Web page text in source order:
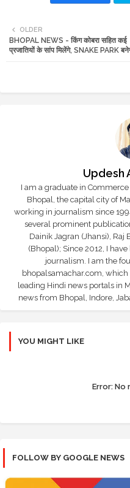
tte
OLDER
BHOPAL NEWS - किंग कोबरा सहित कई
प्रजातियों के सांप मिलेंगे, SNAKE PARK
Updesh
I am a graduate in
Bhopal, the capital city of
working in journalism since
several prominent
Dainik Jagran (Jhansi), Raj
(Bhopal); Since 2012, I
journalism. I am the
bhopalsamachar.com, which
leading Hindi news portals in
news from Bhopal, Indore,
YOU MIGHT LIKE
Error: No
FOLLOW BY GOOGLE NEWS